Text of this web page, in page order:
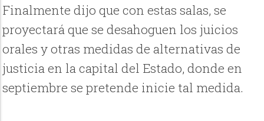
Finalmente dijo que con estas salas, se
proyectará que se desahoguen los juicios
orales y otras medidas de alternativas de
justicia en la capital del Estado, donde en
septiembre se pretende inicie tal medida.